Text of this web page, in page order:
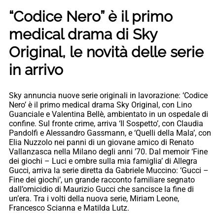
“Codice Nero” è il primo
medical drama di Sky
Original, le novità delle serie
in arrivo
Sky annuncia nuove serie originali in lavorazione: ‘Codice
Nero’ è il primo medical drama Sky Original, con Lino
Guanciale e Valentina Bellè, ambientato in un ospedale di
confine. Sul fronte crime, arriva ‘Il Sospetto’, con Claudia
Pandolfi e Alessandro Gassmann, e ‘Quelli della Mala’, con
Elia Nuzzolo nei panni di un giovane amico di Renato
Vallanzasca nella Milano degli anni ’70. Dal memoir ‘Fine
dei giochi – Luci e ombre sulla mia famiglia’ di Allegra
Gucci, arriva la serie diretta da Gabriele Muccino: ‘Gucci –
Fine dei giochi’, un grande racconto familiare segnato
dall’omicidio di Maurizio Gucci che sancisce la fine di
un’era. Tra i volti della nuova serie, Miriam Leone,
Francesco Scianna e Matilda Lutz.